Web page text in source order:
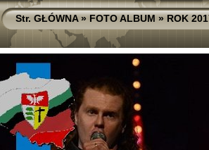
Str. GŁÓWNA»FOTO ALBUM»ROK